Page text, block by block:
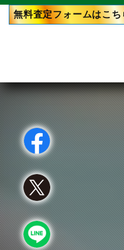
無料査定フォームはこち